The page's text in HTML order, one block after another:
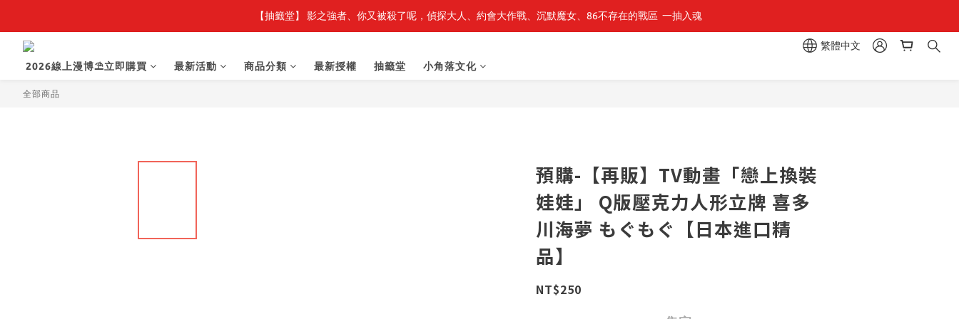
最新開賣🔥「全知讀者視角」 周邊商品
【抽籤堂】 影之強者、你又被殺了呢，偵探大人、約會大作戰、沉默魔女、86不存在的戰區  一抽入魂
繁體中文
2026線上漫博⛱️立即購買
最新活動 商品分類 最新授權 抽籤堂 小角落文化
全部商品
預購-【再販】TV動畫「戀上換裝
娃娃」 Q版壓克力人形立牌 喜多
川海夢 もぐもぐ【日本進口精
品】
NT$250